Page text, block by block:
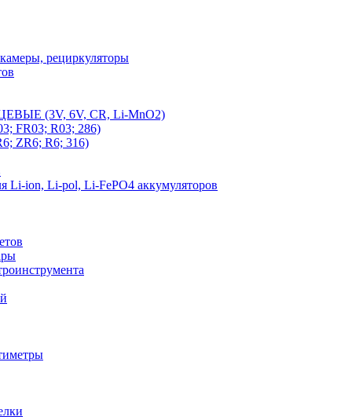
рециркуляторы
(3V, 6V, CR, Li-MnO2)
R03; 286)
ZR6; R6; 316)
Li-pol, Li-FePO4 аккумуляторов